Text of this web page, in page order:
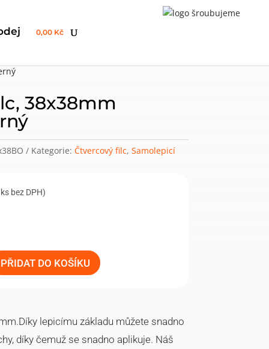
0,00 Kč
38x38mm
Kategorie: Čtvercový filc, Samolepicí
bez DPH)
PŘIDAT DO KOŠÍKU
lepicímu základu můžete snadno
díky čemuž se snadno aplikuje. Náš